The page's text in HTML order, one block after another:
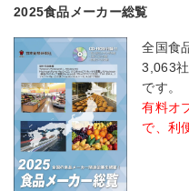
2025食品メーカー総覧
全国食
3,063
です。
有料オ
で、利